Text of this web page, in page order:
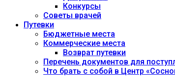
Конкурсы
Советы врачей
Путевки
Бюджетные места
Коммерческие места
Возврат путевки
Перечень документов для
Что брать с собой в Центр